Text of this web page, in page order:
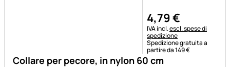
Collare per pecore, in nylon 60 cm
4,79€
Informazioni fiscali:
IVA incl.escl. spese di
spedizione
Spedizione gratuita a
partire da 149 €